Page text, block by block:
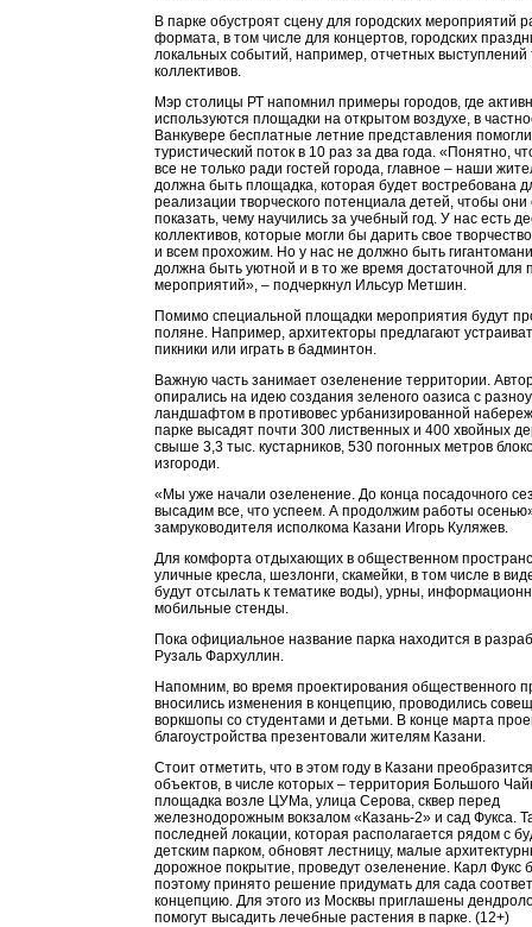
В парке обустроят сцену для городских мероприятий
формата, в том числе для концертов, городских
локальных событий, например, отчетных выступлений
коллективов.
Мэр столицы РТ напомнил примеры городов, где
используются площадки на открытом воздухе, в
Ванкувере бесплатные летние представления
туристический поток в 10 раз за два года. «Понятно,
все не только ради гостей города, главное – наши
должна быть площадка, которая будет востребована
реализации творческого потенциала детей, чтобы они
показать, чему научились за учебный год. У нас есть
коллективов, которые могли бы дарить свое
и всем прохожим. Но у нас не должно быть
должна быть уютной и в то же время достаточной для
мероприятий», – подчеркнул Ильсур Метшин.
Помимо специальной площадки мероприятия будут
поляне. Например, архитекторы предлагают
пикники или играть в бадминтон.
Важную часть занимает озеленение территории.
опирались на идею создания зеленого оазиса с
ландшафтом в противовес урбанизированной
парке высадят почти 300 лиственных и 400 хвойных
свыше 3,3 тыс. кустарников, 530 погонных метров
изгороди.
«Мы уже начали озеленение. До конца посадочного
высадим все, что успеем. А продолжим работы
замруководителя исполкома Казани Игорь Куляжев.
Для комфорта отдыхающих в общественном
уличные кресла, шезлонги, скамейки, в том числе в
будут отсылать к тематике воды), урны,
мобильные стенды.
Пока официальное название парка находится в
Рузаль Фархуллин.
Напомним, во время проектирования общественного
вносились изменения в концепцию, проводились
воркшопы со студентами и детьми. В конце марта
благоустройства презентовали жителям Казани.
Стоит отметить, что в этом году в Казани
объектов, в числе которых – территория Большого
площадка возле ЦУМа, улица Серова, сквер перед
железнодорожным вокзалом «Казань-2» и сад Фукса.
последней локации, которая располагается рядом с
детским парком, обновят лестницу, малые
дорожное покрытие, проведут озеленение. Карл Фукс
поэтому принято решение придумать для сада
концепцию. Для этого из Москвы приглашены
помогут высадить лечебные растения в парке. (12+)